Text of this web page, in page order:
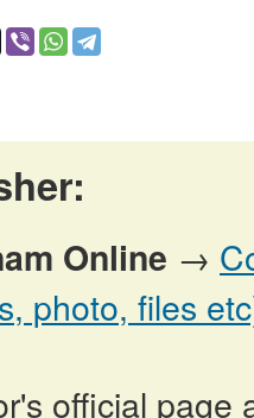
Online →
photo, files
official page